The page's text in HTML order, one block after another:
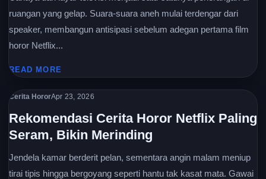
ruangan yang gelap. Suara-suara aneh mulai terdengar dari
speaker, membangun antisipasi sebelum adegan pertama film
horor Netflix...
READ MORE
Cerita HororApr 23, 2026
Rekomendasi Cerita Horor Netflix Paling
Seram, Bikin Merinding
Jendela kamar berderit pelan, sementara angin malam meniup
tirai tipis hingga bergoyang seperti hantu tak kasat mata. Gawai